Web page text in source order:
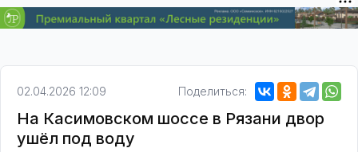
02.04.2026 12:09 Поделиться:
На Касимовском шоссе в Рязани двор
ушёл под воду